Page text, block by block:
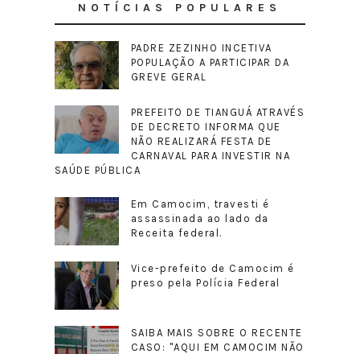
NOTÍCIAS POPULARES
PADRE ZEZINHO INCETIVA
POPULAÇÃO A PARTICIPAR DA
GREVE GERAL
PREFEITO DE TIANGUÁ ATRAVÉS
DE DECRETO INFORMA QUE
NÃO REALIZARÁ FESTA DE
CARNAVAL PARA INVESTIR NA
SAÚDE PÚBLICA
Em Camocim, travesti é
assassinada ao lado da
Receita federal.
Vice-prefeito de Camocim é
preso pela Polícia Federal
SAIBA MAIS SOBRE O RECENTE
CASO: "AQUI EM CAMOCIM NÃO